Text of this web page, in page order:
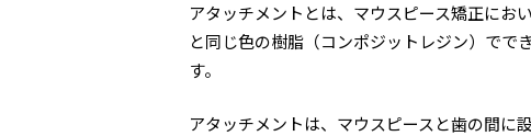
アタッチメントとは、マウスピース矯正にお
と同じ色の樹脂（コンポジットレジン）でで
す。
アタッチメントは、マウスピースと歯の間に